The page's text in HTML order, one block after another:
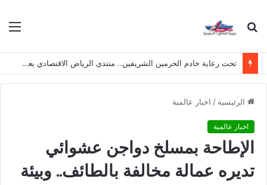
بحث
تحت رعاية خادم الحرمين الشريفين.. منتدى الرياض الاقتصادي يعقد دورته الـ(12) أكتوبر القادم
الرئيسية / اخبار عالمية
اخبار عالمية
الإطاحة بمسلخ دواجن عشوائي
تديره عمالة مخالفة بالطائف.. وبيئة